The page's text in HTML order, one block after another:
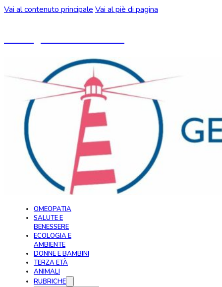
Vai al contenuto principale Vai al piè di pagina
OMEOPATIA
SALUTE E
BENESSERE
ECOLOGIA E
AMBIENTE
DONNE E BAMBINI
TERZA ETÀ
ANIMALI
RUBRICHE